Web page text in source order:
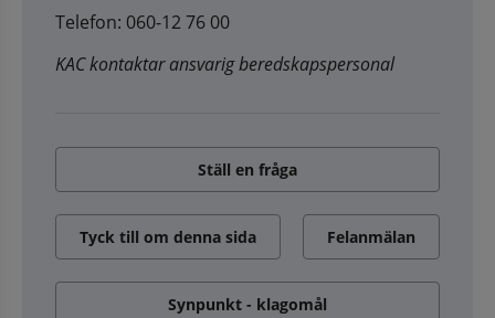
Telefon: 060-12 76 00
KAC kontaktar ansvarig beredskapspersonal
Ställ en fråga
Tyck till om denna sida Felanmälan
Synpunkt - klagomål